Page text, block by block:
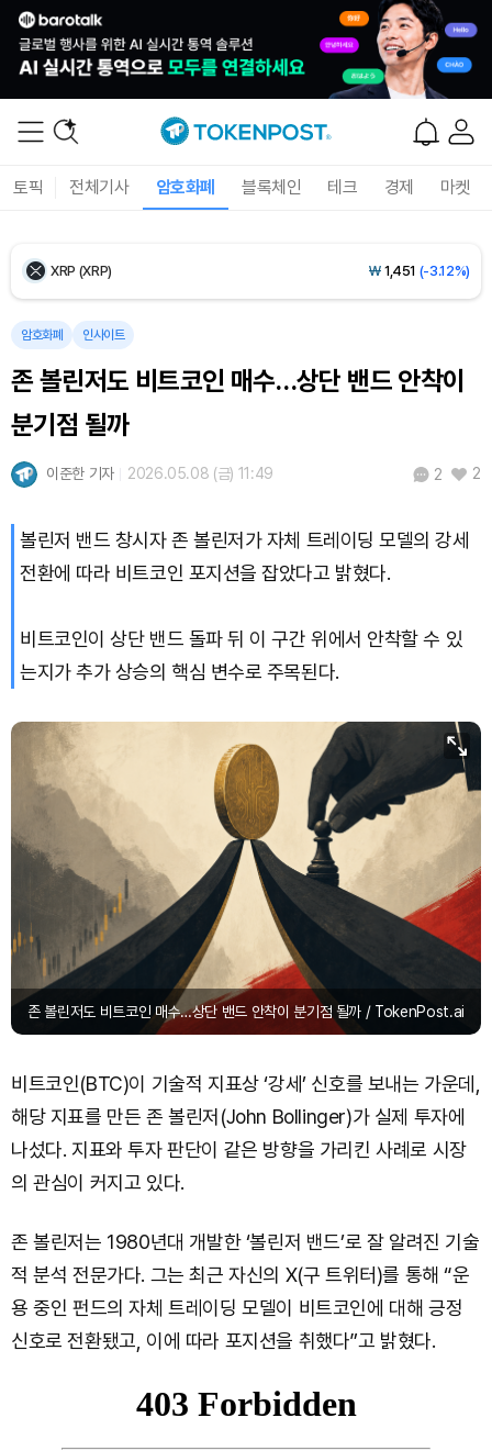
토픽 전체기사 암호화폐 블록체인 테크 경제 마켓
Ethereum (ETH) ₩2,701,106(-1.07%)
XRP (XRP) ₩ 1,451 (-3.12%)
Solana (SOL)
TRON (TRX) ₩ 466.6 (+0.42%)
Hyperliquid (HYPE)
Bitcoin (BTC) ₩91,433,354(-1.15%)
암호화폐 인사이트
존 볼린저도 비트코인 매수…상단 밴드 안착이
분기점 될까
이준한 기자 2026.05.08 (금) 11:49 2 2
볼린저 밴드 창시자 존 볼린저가 자체 트레이딩 모델의 강세
전환에 따라 비트코인 포지션을 잡았다고 밝혔다.
비트코인이 상단 밴드 돌파 뒤 이 구간 위에서 안착할 수 있
는지가 추가 상승의 핵심 변수로 주목된다.
존 볼린저도 비트코인 매수…상단 밴드 안착이 분기점 될까 / TokenPost.ai
비트코인(BTC)이 기술적 지표상 ‘강세’ 신호를 보내는 가운데,
해당 지표를 만든 존 볼린저(John Bollinger)가 실제 투자에
나섰다. 지표와 투자 판단이 같은 방향을 가리킨 사례로 시장
의 관심이 커지고 있다.
존 볼린저는 1980년대 개발한 ‘볼린저 밴드’로 잘 알려진 기술
적 분석 전문가다. 그는 최근 자신의 X(구 트위터)를 통해 “운
용 중인 펀드의 자체 트레이딩 모델이 비트코인에 대해 긍정
신호로 전환됐고, 이에 따라 포지션을 취했다”고 밝혔다.